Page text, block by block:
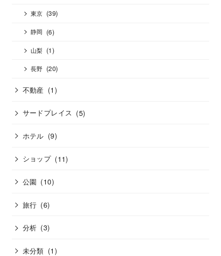
東京 (39)
静岡 (6)
山梨 (1)
長野 (20)
不動産 (1)
サードプレイス (5)
ホテル (9)
ショップ (11)
公園 (10)
旅行 (6)
分析 (3)
未分類 (1)